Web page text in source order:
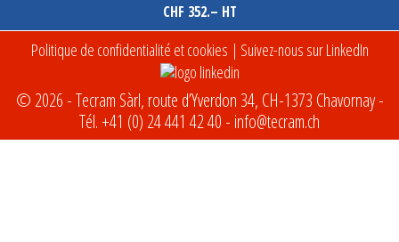
CHF 352.– HT
Politique de confidentialité et cookies | Suivez-nous sur LinkedIn
© 2026 - Tecram Sàrl, route d’Yverdon 34, CH-1373 Chavornay -
Tél. +41 (0) 24 441 42 40 - info@tecram.ch